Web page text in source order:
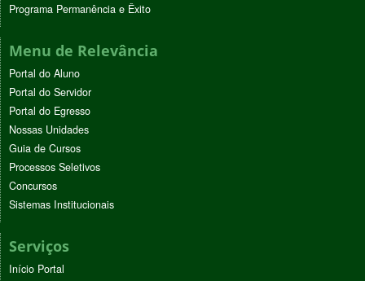
Programa Permanência e Êxito
Menu de Relevância
Portal do Aluno
Portal do Servidor
Portal do Egresso
Nossas Unidades
Guia de Cursos
Processos Seletivos
Concursos
Sistemas Institucionais
Serviços
Início Portal